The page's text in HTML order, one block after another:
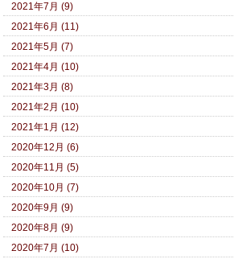
2021年7月 (9)
2021年6月 (11)
2021年5月 (7)
2021年4月 (10)
2021年3月 (8)
2021年2月 (10)
2021年1月 (12)
2020年12月 (6)
2020年11月 (5)
2020年10月 (7)
2020年9月 (9)
2020年8月 (9)
2020年7月 (10)